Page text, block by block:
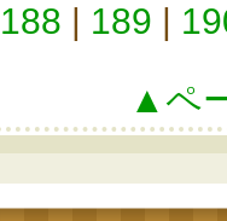
188 | 189 |
▲ペ